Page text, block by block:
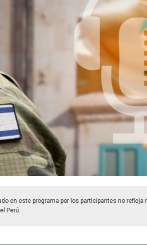
en este programa por los participantes no
Perú.